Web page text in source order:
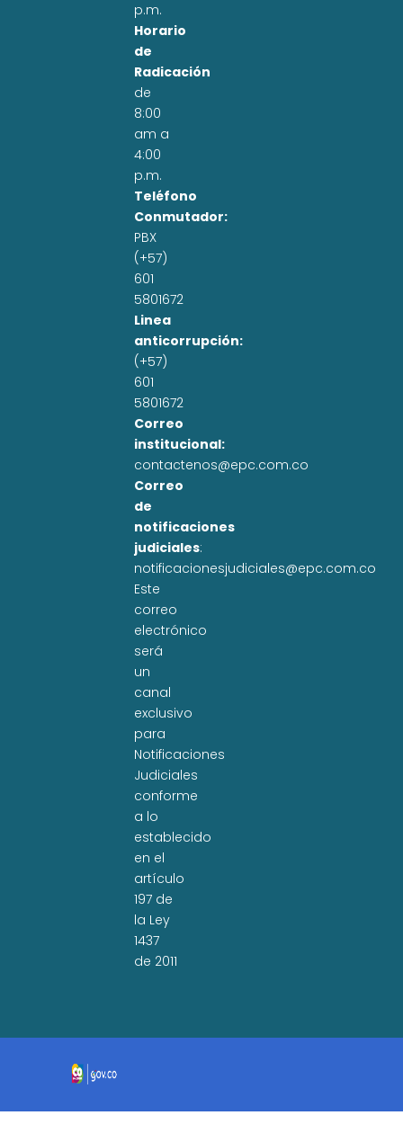
p.m.
Horario
de
Radicación
de
8:00
am a
4:00
p.m.
Teléfono
Conmutador:
PBX
(+57)
601
5801672
Linea
anticorrupción:
(+57)
601
5801672
Correo
institucional:
contactenos@epc.com.co
Correo
de
notificaciones
judiciales:
notificacionesjudiciales@epc.com.co
Este
correo
electrónico
será
un
canal
exclusivo
para
Notificaciones
Judiciales
conforme
a lo
establecido
en el
artículo
197 de
la Ley
1437
de 2011